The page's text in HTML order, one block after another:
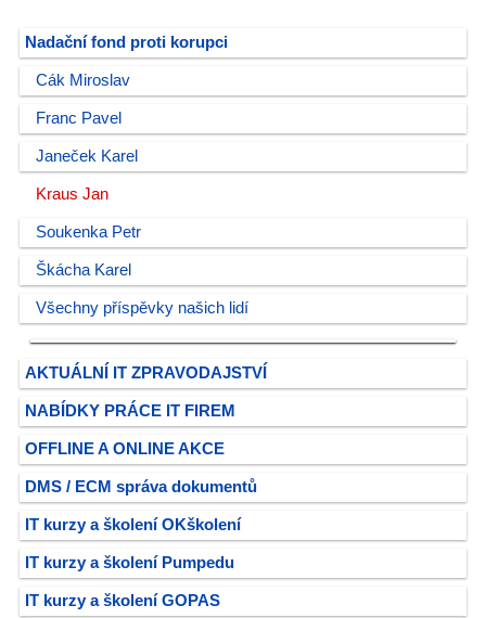
Nadační fond proti korupci
Cák Miroslav
Franc Pavel
Janeček Karel
Kraus Jan
Soukenka Petr
Škácha Karel
Všechny příspěvky našich lidí
AKTUÁLNÍ IT ZPRAVODAJSTVÍ
NABÍDKY PRÁCE IT FIREM
OFFLINE A ONLINE AKCE
DMS / ECM správa dokumentů
IT kurzy a školení OKškolení
IT kurzy a školení Pumpedu
IT kurzy a školení GOPAS